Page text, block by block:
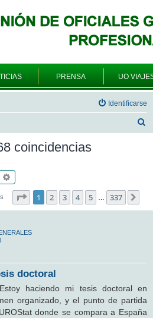
PRENSA UO
Identificarse
coincidencias
Página de 337
1 2 3 4 5 … 337
doctoral
haciendo mi tesis doctoral en
organizado, y el punto de partida
donde se compara a España